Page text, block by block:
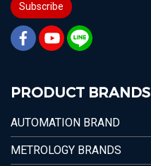
Subscribe
PRODUCT BRANDS
AUTOMATION BRAND
METROLOGY BRANDS